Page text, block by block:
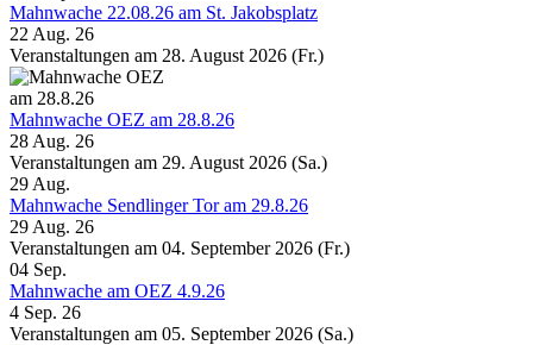
Mahnwache 22.08.26 am St. Jakobsplatz
22 Aug. 26
Veranstaltungen am 28. August 2026 (Fr.)
Mahnwache OEZ am 28.8.26
28 Aug. 26
Veranstaltungen am 29. August 2026 (Sa.)
29 Aug.
Mahnwache Sendlinger Tor am 29.8.26
29 Aug. 26
Veranstaltungen am 04. September 2026 (Fr.)
04 Sep.
Mahnwache am OEZ 4.9.26
4 Sep. 26
Veranstaltungen am 05. September 2026 (Sa.)